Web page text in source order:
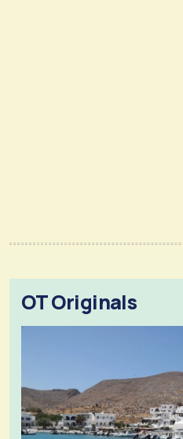
OT Originals